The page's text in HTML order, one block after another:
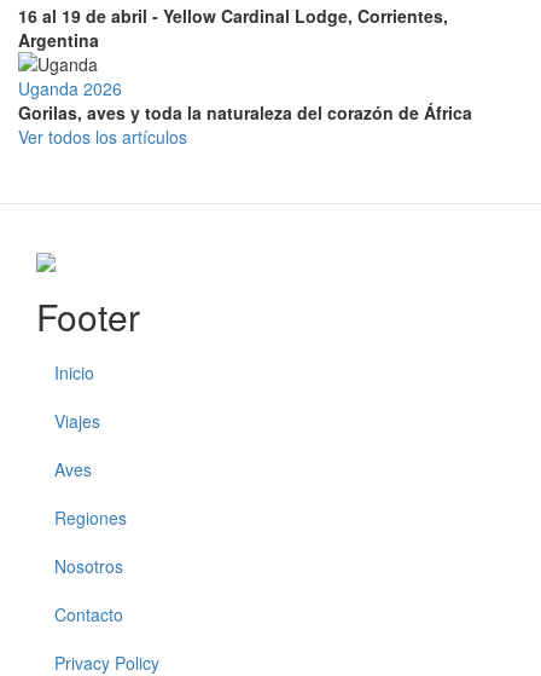
16 al 19 de abril - Yellow Cardinal Lodge, Corrientes,
Argentina
Uganda 2026
Gorilas, aves y toda la naturaleza del corazón de África
Ver todos los artículos
Footer
Inicio
Viajes
Aves
Regiones
Nosotros
Contacto
Privacy Policy